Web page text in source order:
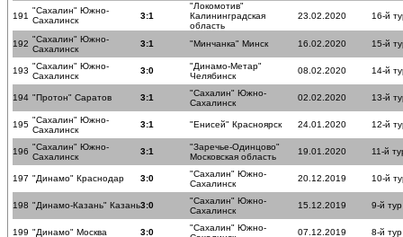
191
"Сахалин" Южно-
Сахалинск
3:1
"Локомотив"
Калининградская
область
23.02.2020 16-й
192 "Сахалин" Южно-
Сахалинск
3:1 "Минчанка" Минск 16.02.2020 15-й
193 "Сахалин" Южно-
Сахалинск
3:0
"Динамо-Метар"
Челябинск
08.02.2020 14-й
194 "Протон" Саратов 3:1
"Сахалин" Южно-
Сахалинск
02.02.2020 13-й
195 "Сахалин" Южно-
Сахалинск
3:1 "Енисей" Красноярск 24.01.2020 12-й
196 "Сахалин" Южно-
Сахалинск
3:1
"Заречье-Одинцово"
Московская область
19.01.2020 11-й
197 "Динамо" Краснодар 3:0
"Сахалин" Южно-
Сахалинск
20.12.2019 10-й
198 "Динамо-Казань" Казань3:0
"Сахалин" Южно-
Сахалинск
15.12.2019 9-й тур
199 "Динамо" Москва 3:0
"Сахалин" Южно-
07.12.2019 8-й тур